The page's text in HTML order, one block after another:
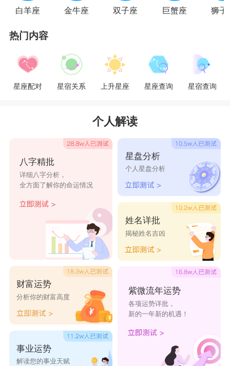
高压姿态收敛些，处女们将会更欣赏狮子们，而狮
子们要特别注意谨言慎行，因为处女们是追求完美
的潜在压抑者，只要狮子们能忍受得住处女们一针
见血、就事论事的毒舌挑剔，两人或许会有快乐的
结局。
白羊座 金牛座 双子座 巨蟹座 狮子
热门内容
星座配对 星宿关系 上升星座 星座查询 星宿查询
个人解读
八字精批
详细八字分析，
全方面了解你的命运情况
财富运势
分析你的财富高度
事业运势
解读您的事业天赋
星盘分析
个人星盘分析
姓名详批
揭秘姓名吉凶
紫微流年运势
各项运势详批，
新的一年新的机遇！